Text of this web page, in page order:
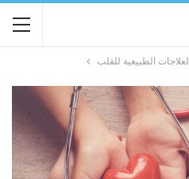
العلاجات الطبيعية للقلب